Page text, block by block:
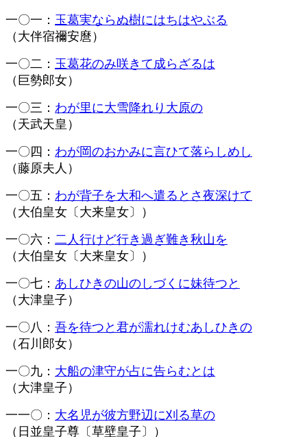
一〇一： 玉葛実ならぬ樹にはちはやぶる
（大伴宿禰安麿）
一〇二： 玉葛花のみ咲きて成らざるは
（巨勢郎女）
一〇三： わが里に大雪降れり大原の
（天武天皇）
一〇四： わが岡のおかみに言ひて落らしめし
（藤原夫人）
一〇五： わが背子を大和へ遣るとさ夜深けて
（大伯皇女〔大来皇女〕）
一〇六： 二人行けど行き過ぎ難き秋山を
（大伯皇女〔大来皇女〕）
一〇七： あしひきの山のしづくに妹待つと
（大津皇子）
一〇八： 吾を待つと君が濡れけむあしひきの
（石川郎女）
一〇九： 大船の津守が占に告らむとは
（大津皇子）
一一〇： 大名児が彼方野辺に刈る草の
（日並皇子尊〔草壁皇子〕）